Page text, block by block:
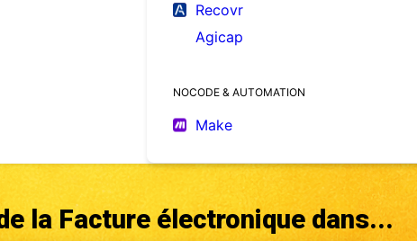
Recovr
Agicap
NOCODE & AUTOMATION
Make
la Facture électronique dans...